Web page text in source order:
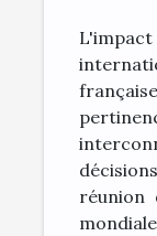
réunion